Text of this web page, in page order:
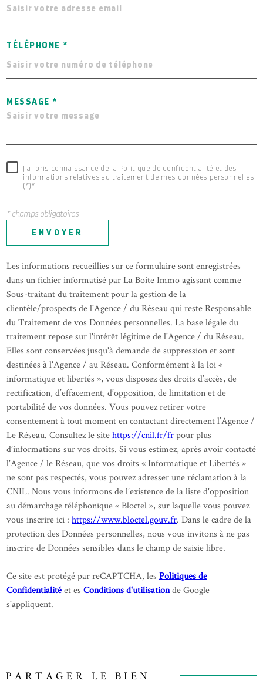
TÉLÉPHONE *
MESSAGE *
J'ai pris connaissance de la Politique de confidentialité et des
informations relatives au traitement de mes données personnelles
(*)*
* champs obligatoires
ENVOYER
Les informations recueillies sur ce formulaire sont enregistrées
dans un fichier informatisé par La Boite Immo agissant comme
Sous-traitant du traitement pour la gestion de la
clientèle/prospects de l'Agence / du Réseau qui reste Responsable
du Traitement de vos Données personnelles. La base légale du
traitement repose sur l'intérêt légitime de l'Agence / du Réseau.
Elles sont conservées jusqu'à demande de suppression et sont
destinées à l'Agence / au Réseau. Conformément à la loi «
informatique et libertés », vous disposez des droits d’accès, de
rectification, d’effacement, d’opposition, de limitation et de
portabilité de vos données. Vous pouvez retirer votre
consentement à tout moment en contactant directement l’Agence /
Le Réseau. Consultez le sitehttps://cnil.fr/frpour plus
d’informations sur vos droits. Si vous estimez, après avoir contacté
l'Agence / le Réseau, que vos droits « Informatique et Libertés »
ne sont pas respectés, vous pouvez adresser une réclamation à la
CNIL. Nous vous informons de l’existence de la liste d'opposition
au démarchage téléphonique « Bloctel », sur laquelle vous pouvez
vous inscrire ici : https://www.bloctel.gouv.fr. Dans le cadre de la
protection des Données personnelles, nous vous invitons à ne pas
inscrire de Données sensibles dans le champ de saisie libre.
Ce site est protégé par reCAPTCHA, les Politiques de
Confidentialitéet es Conditions d'utilisationde Google
s'appliquent.
PARTAGER LE BIEN